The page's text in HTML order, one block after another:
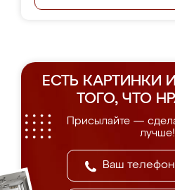
ЕСТЬ КАРТИНКИ
ТОГО, ЧТО
Присылайте —
лучше!